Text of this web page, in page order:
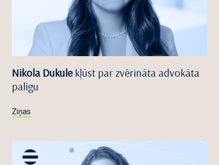
Nikola Dukule kļūst par zvērināta advokāta
palīgu
Ziņas